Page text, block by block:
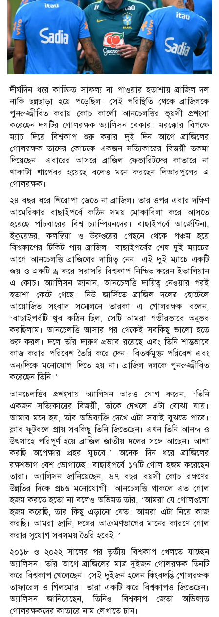
দীর্ঘদিন ধরে কাঙ্ক্ষিত সাফল্য না পাওয়ার হতাশায় ব্রাজিল দল
নাকি ছন্নছাড়া হয়ে পড়েছিল। সেই পরিস্থিতি থেকে ব্রাজিলকে
পুনরুজ্জীবিত করায় কোচ কার্লো আনচেলত্তির ভূয়সী প্রশংসা
করেছেন দলটির গোলরক্ষক অ্যালিসন বেকার। মরক্কোর বিপক্ষে
ম্যাচ দিয়ে বিশ্বকাপ শুরু করার দুই দিন আগে ব্রাজিলের
গোলরক্ষক তাদের কোচকে একজন সত্যিকারের বিজয়ী তকমা
দিয়েছেন। এবারের আসরে ব্রাজিল ফেভারিটদের কাতারে না
থাকাটা শাপেবর হয়েছে বলেও মনে করছেন লিভারপুলের এ
গোলরক্ষক।
২৪ বছর ধরে শিরোপা জেতে না ব্রাজিল। তার ওপর এবার দক্ষিণ
আমেরিকার বাছাইপর্বে কঠিন সময় মোকাবিলা করে আসতে
হয়েছে পাঁচবারের বিশ্ব চ্যাম্পিয়নদের। বাছাইপর্বে আর্জেন্টিনা,
ইকুয়েডর, কলম্বিয়া ও উরুগুয়ের পেছনে থেকে পঞ্চম হয়ে
বিশ্বকাপের টিকিট পায় ব্রাজিল। বাছাইপর্বের শেষ দুই ম্যাচের
আগে আনচেলত্তি ব্রাজিলের দায়িত্ব নেন। এই দুই ম্যাচে একটি
জয় ও একটি ড্র করে সরাসরি বিশ্বকাপ নিশ্চিত করেন ইতালিয়ান
এ কোচ। অ্যালিসন জানান, আনচেলত্তি দায়িত্ব নেওয়ার পরই
হতাশা কেটে গেছে। নিউ জার্সিতে ব্রাজিল দলের হোটেলে
আয়োজিত সংবাদ সম্মেলনে তারকা এ গোলরক্ষক বলেন,
‘বাছাইপর্বটি খুব কঠিন ছিল, সেটি আমরা গভীরভাবে অনুভব
করছিলাম। আনচেলত্তি আসার পর থেকেই সবকিছু ভালো হতে
শুরু করল। দলে তাঁর দারুণ প্রভাব রয়েছে এবং তিনি শান্তভাবে
কাজ করার পরিবেশ তৈরি করে দেন। বিতর্কমুক্ত পরিবেশ এবং
অন্যদিকে মনোযোগ দিতে হয় না। ব্রাজিল দলকে পুনরুজ্জীবিত
করেছেন তিনি।’
আনচেলত্তির প্রশংসায় অ্যালিসন আরও যোগ করেন, ‘তিনি
একজন সত্যিকারের বিজয়ী, তাঁকে দেখলে এটা বোঝা যায়।
আমার মনে হয়, তাঁর অভিব্যক্তি দেখে এটা সবাই বুঝতে পারে।
ক্লাব ফুটবলে প্রায় সবকিছু তিনি জিতেছেন। এখন তিনি আনন্দ ও
উৎসাহে পরিপূর্ণ হয়ে ব্রাজিল জাতীয় দলের সঙ্গে আছেন। আশা
করছি অপেক্ষার প্রহর ঘুচবে।’ অনেক দিন ধরে ব্রাজিলের
রক্ষণভাগ বেশ ভোগাচ্ছে। বাছাইপর্বে ১৭টি গোল হজম করেছেন
তারা। অ্যালিসন জানিয়েছেন, ৬৭ বছর বয়সী কোচ রক্ষণের
উন্নতির দিকে প্রচণ্ড মনোযোগী। আনচেলত্তি থাকলে এত গোল
হজম করতে হতো না বলেও অভিমত তাঁর, ‘আমরা যে গোলগুলো
হজম করেছি, তার কিছু এড়ানো যেত। আমরা এটা নিয়ে কাজ
করছি। আমরা জানি, দলের আক্রমণভাগের মানের কারণে গোল
করার সুযোগ সবসময় তৈরি হবেই।’
২০১৮ ও ২০২২ সালের পর তৃতীয় বিশ্বকাপ খেলতে যাচ্ছেন
অ্যালিসন। তাঁর আগে ব্রাজিলের মাত্র দুইজন গোলরক্ষক তিনটি
করে বিশ্বকাপ খেলেছেন। সেই দুইজন হলেন কিংবদন্তি গোলরক্ষক
তাফারেল ও গিলমোর। তারা একটি করে বিশ্বকাপও জিতেছেন।
অ্যালিসন জানিয়েছেন, তিনিও বিশ্বকাপ জেতা অভিজাত
গোলরক্ষকদের কাতারে নাম লেখাতে চান।